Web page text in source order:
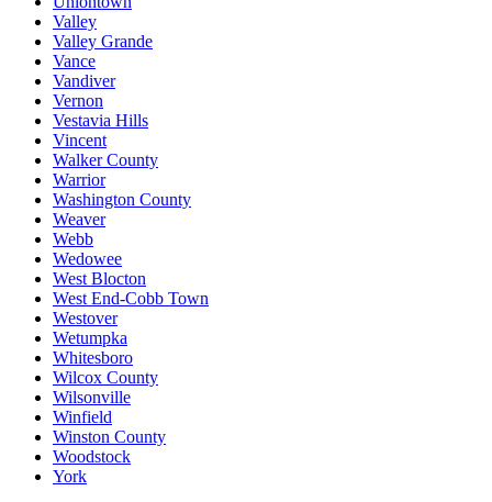
Valley
Valley Grande
Vance
Vandiver
Vernon
Vestavia Hills
Vincent
Walker County
Warrior
Washington County
Weaver
Webb
Wedowee
West Blocton
West End-Cobb Town
Westover
Wetumpka
Whitesboro
Wilcox County
Wilsonville
Winfield
Winston County
Woodstock
York